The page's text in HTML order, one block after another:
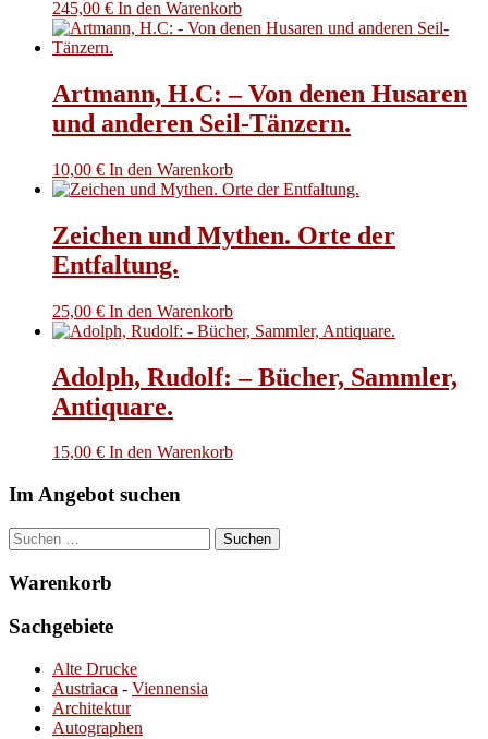
245,00 € In den Warenkorb
Artmann, H.C: – Von denen Husaren
und anderen Seil-Tänzern.
10,00 € In den Warenkorb
Zeichen und Mythen. Orte der
Entfaltung.
25,00 € In den Warenkorb
Adolph, Rudolf: – Bücher, Sammler,
Antiquare.
15,00 € In den Warenkorb
Im Angebot suchen
Suchen
nach:
Warenkorb
Sachgebiete
Alte Drucke
Austriaca - Viennensia
Architektur
Autographen